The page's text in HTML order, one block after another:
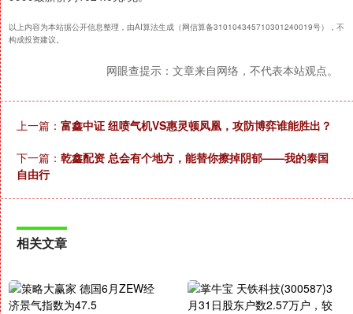
以上内容为本站据公开信息整理，由AI算法生成（网信算备310104345710301240019号），不
构成投资建议。
网眼查提示：文章来自网络，不代表本站观点。
上一篇： 富鑫中证 纽喷气机VS惠灵顿凤凰，攻防博弈谁能胜出？
下一篇： 乾鑫配资 总会有个地方，能替你擦掉阴郁——我的泰国
自由行
相关文章